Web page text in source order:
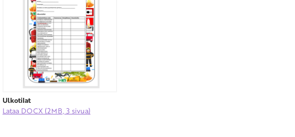
Ulkotilat
Lataa DOCX (2MB, 3 sivua)